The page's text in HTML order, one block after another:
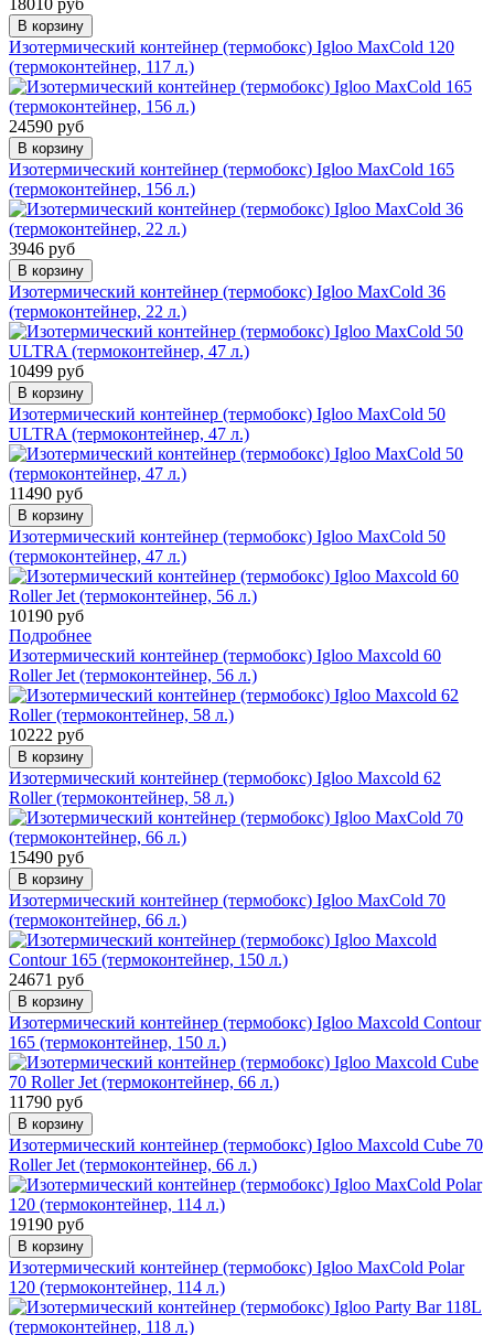
В корзину
Изотермический контейнер (термобокс) Igloo MaxCold 120
(термоконтейнер, 117 л.)
24590 руб
В корзину
Изотермический контейнер (термобокс) Igloo MaxCold 165
(термоконтейнер, 156 л.)
3946 руб
В корзину
Изотермический контейнер (термобокс) Igloo MaxCold 36
(термоконтейнер, 22 л.)
10499 руб
В корзину
Изотермический контейнер (термобокс) Igloo MaxCold 50
ULTRA (термоконтейнер, 47 л.)
11490 руб
В корзину
Изотермический контейнер (термобокс) Igloo MaxCold 50
(термоконтейнер, 47 л.)
10190 руб
Подробнее
Изотермический контейнер (термобокс) Igloo Maxcold 60
Roller Jet (термоконтейнер, 56 л.)
10222 руб
В корзину
Изотермический контейнер (термобокс) Igloo Maxcold 62
Roller (термоконтейнер, 58 л.)
15490 руб
В корзину
Изотермический контейнер (термобокс) Igloo MaxCold 70
(термоконтейнер, 66 л.)
24671 руб
В корзину
Изотермический контейнер (термобокс) Igloo Maxcold Contour
165 (термоконтейнер, 150 л.)
11790 руб
В корзину
Изотермический контейнер (термобокс) Igloo Maxcold Cube 70
Roller Jet (термоконтейнер, 66 л.)
19190 руб
В корзину
Изотермический контейнер (термобокс) Igloo MaxCold Polar
120 (термоконтейнер, 114 л.)